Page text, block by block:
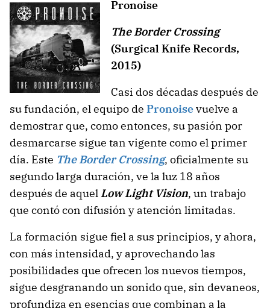
Pronoise
The Border Crossing
(Surgical Knife Records,
2015)
Casi dos décadas después de
su fundación, el equipo de Pronoisevuelve a
demostrar que, como entonces, su pasión por
desmarcarse sigue tan vigente como el primer
día. Este The Border Crossing, oficialmente su
segundo larga duración, ve la luz 18 años
después de aquel Low Light Vision, un trabajo
que contó con difusión y atención limitadas.
La formación sigue fiel a sus principios, y ahora,
con más intensidad, y aprovechando las
posibilidades que ofrecen los nuevos tiempos,
sigue desgranando un sonido que, sin devaneos,
profundiza en esencias que combinan a la